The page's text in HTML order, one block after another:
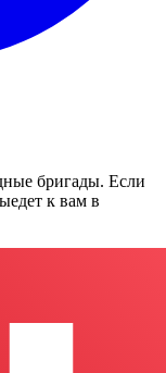
бригады. Если
к вам в